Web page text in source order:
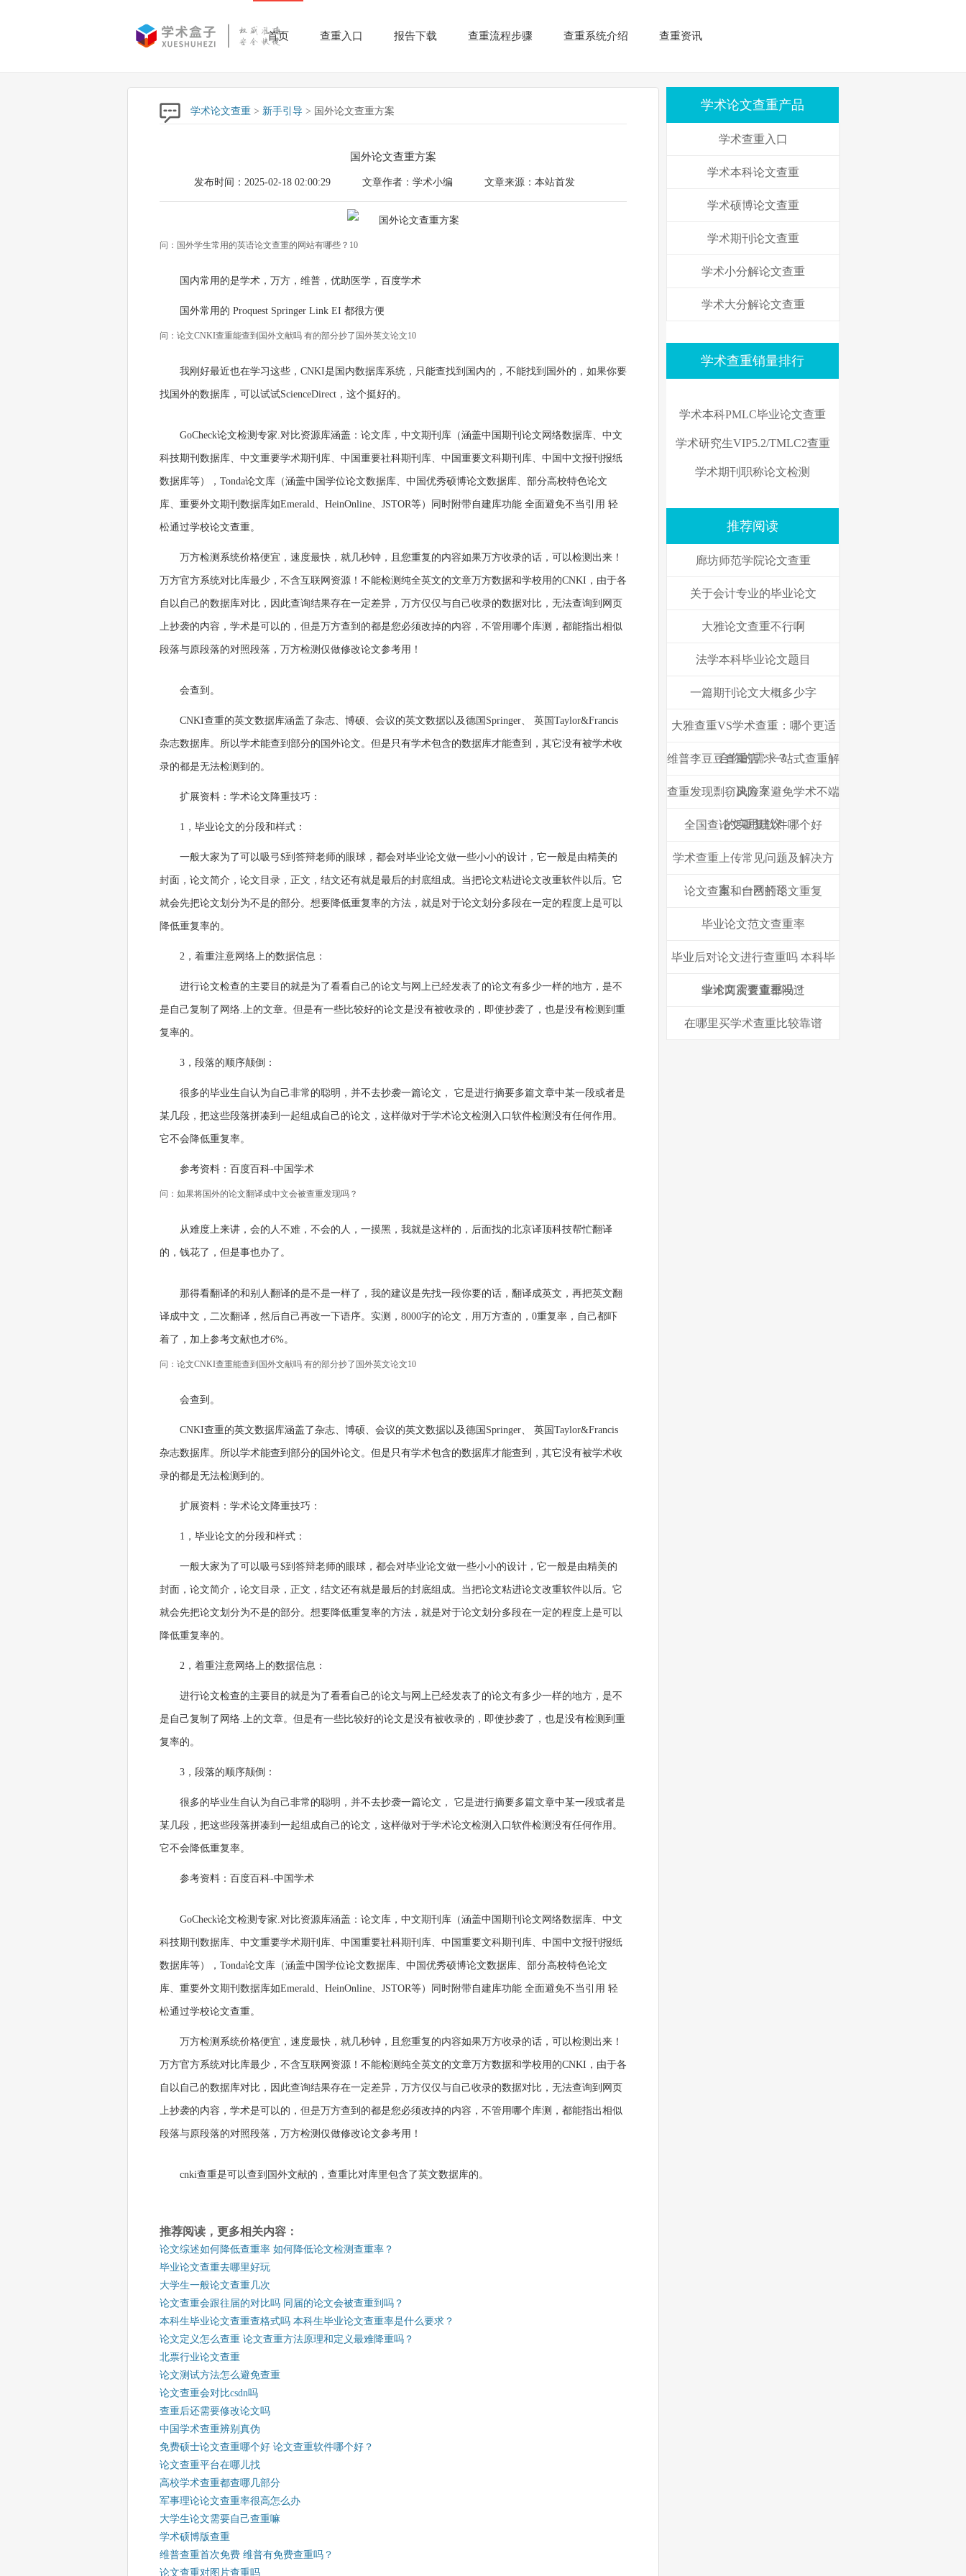
首页 查重入口 报告下载 查重流程步骤 查重系统介绍 查重资讯
学术论文查重 > 新手引导 > 国外论文查重方案
国外论文查重方案
发布时间：2025-02-18 02:00:29 文章作者：学术小编 文章来源：本站首发
问：国外学生常用的英语论文查重的网站有哪些？10
国内常用的是学术，万方，维普，优助医学，百度学术
国外常用的 Proquest Springer Link EI 都很方便
问：论文CNKI查重能查到国外文献吗 有的部分抄了国外英文论文10
我刚好最近也在学习这些，CNKI是国内数据库系统，只能查找到国内的，不能找到国外的，如果你要
找国外的数据库，可以试试ScienceDirect，这个挺好的。
GoCheck论文检测专家.对比资源库涵盖：论文库，中文期刊库（涵盖中国期刊论文网络数据库、中文
科技期刊数据库、中文重要学术期刊库、中国重要社科期刊库、中国重要文科期刊库、中国中文报刊报纸
数据库等），Tonda论文库（涵盖中国学位论文数据库、中国优秀硕博论文数据库、部分高校特色论文
库、重要外文期刊数据库如Emerald、HeinOnline、JSTOR等）同时附带自建库功能 全面避免不当引用 轻
松通过学校论文查重。
万方检测系统价格便宜，速度最快，就几秒钟，且您重复的内容如果万方收录的话，可以检测出来！
万方官方系统对比库最少，不含互联网资源！不能检测纯全英文的文章万方数据和学校用的CNKI，由于各
自以自己的数据库对比，因此查询结果存在一定差异，万方仅仅与自己收录的数据对比，无法查询到网页
上抄袭的内容，学术是可以的，但是万方查到的都是您必须改掉的内容，不管用哪个库测，都能指出相似
段落与原段落的对照段落，万方检测仅做修改论文参考用！
会查到。
CNKI查重的英文数据库涵盖了杂志、博硕、会议的英文数据以及德国Springer、 英国Taylor&Francis
杂志数据库。所以学术能查到部分的国外论文。但是只有学术包含的数据库才能查到，其它没有被学术收
录的都是无法检测到的。
扩展资料：学术论文降重技巧：
1，毕业论文的分段和样式：
一般大家为了可以吸弓$到答辩老师的眼球，都会对毕业论文做一些小小的设计，它一般是由精美的
封面，论文简介，论文目录，正文，结文还有就是最后的封底组成。当把论文粘进论文改重软件以后。它
就会先把论文划分为不是的部分。想要降低重复率的方法，就是对于论文划分多段在一定的程度上是可以
降低重复率的。
2，着重注意网络上的数据信息：
进行论文检查的主要目的就是为了看看自己的论文与网上已经发表了的论文有多少一样的地方，是不
是自己复制了网络.上的文章。但是有一些比较好的论文是没有被收录的，即使抄袭了，也是没有检测到重
复率的。
3，段落的顺序颠倒：
很多的毕业生自认为自己非常的聪明，并不去抄袭一篇论文， 它是进行摘要多篇文章中某一段或者是
某几段，把这些段落拼凑到一起组成自己的论文，这样做对于学术论文检测入口软件检测没有任何作用。
它不会降低重复率。
参考资料：百度百科-中国学术
问：如果将国外的论文翻译成中文会被查重发现吗？
从难度上来讲，会的人不难，不会的人，一摸黑，我就是这样的，后面找的北京译顶科技帮忙翻译
的，钱花了，但是事也办了。
那得看翻译的和别人翻译的是不是一样了，我的建议是先找一段你要的话，翻译成英文，再把英文翻
译成中文，二次翻译，然后自己再改一下语序。实测，8000字的论文，用万方查的，0重复率，自己都吓
着了，加上参考文献也才6%。
问：论文CNKI查重能查到国外文献吗 有的部分抄了国外英文论文10
会查到。
CNKI查重的英文数据库涵盖了杂志、博硕、会议的英文数据以及德国Springer、 英国Taylor&Francis
杂志数据库。所以学术能查到部分的国外论文。但是只有学术包含的数据库才能查到，其它没有被学术收
录的都是无法检测到的。
扩展资料：学术论文降重技巧：
1，毕业论文的分段和样式：
一般大家为了可以吸弓$到答辩老师的眼球，都会对毕业论文做一些小小的设计，它一般是由精美的
封面，论文简介，论文目录，正文，结文还有就是最后的封底组成。当把论文粘进论文改重软件以后。它
就会先把论文划分为不是的部分。想要降低重复率的方法，就是对于论文划分多段在一定的程度上是可以
降低重复率的。
2，着重注意网络上的数据信息：
进行论文检查的主要目的就是为了看看自己的论文与网上已经发表了的论文有多少一样的地方，是不
是自己复制了网络.上的文章。但是有一些比较好的论文是没有被收录的，即使抄袭了，也是没有检测到重
复率的。
3，段落的顺序颠倒：
很多的毕业生自认为自己非常的聪明，并不去抄袭一篇论文， 它是进行摘要多篇文章中某一段或者是
某几段，把这些段落拼凑到一起组成自己的论文，这样做对于学术论文检测入口软件检测没有任何作用。
它不会降低重复率。
参考资料：百度百科-中国学术
GoCheck论文检测专家.对比资源库涵盖：论文库，中文期刊库（涵盖中国期刊论文网络数据库、中文
科技期刊数据库、中文重要学术期刊库、中国重要社科期刊库、中国重要文科期刊库、中国中文报刊报纸
数据库等），Tonda论文库（涵盖中国学位论文数据库、中国优秀硕博论文数据库、部分高校特色论文
库、重要外文期刊数据库如Emerald、HeinOnline、JSTOR等）同时附带自建库功能 全面避免不当引用 轻
松通过学校论文查重。
万方检测系统价格便宜，速度最快，就几秒钟，且您重复的内容如果万方收录的话，可以检测出来！
万方官方系统对比库最少，不含互联网资源！不能检测纯全英文的文章万方数据和学校用的CNKI，由于各
自以自己的数据库对比，因此查询结果存在一定差异，万方仅仅与自己收录的数据对比，无法查询到网页
上抄袭的内容，学术是可以的，但是万方查到的都是您必须改掉的内容，不管用哪个库测，都能指出相似
段落与原段落的对照段落，万方检测仅做修改论文参考用！
cnki查重是可以查到国外文献的，查重比对库里包含了英文数据库的。
推荐阅读，更多相关内容：
论文综述如何降低查重率 如何降低论文检测查重率？
毕业论文查重去哪里好玩
大学生一般论文查重几次
论文查重会跟往届的对比吗 同届的论文会被查重到吗？
本科生毕业论文查重查格式吗 本科生毕业论文查重率是什么要求？
论文定义怎么查重 论文查重方法原理和定义最难降重吗？
北票行业论文查重
论文测试方法怎么避免查重
论文查重会对比csdn吗
查重后还需要修改论文吗
中国学术查重辨别真伪
免费硕士论文查重哪个好 论文查重软件哪个好？
论文查重平台在哪儿找
高校学术查重都查哪几部分
军事理论论文查重率很高怎么办
大学生论文需要自己查重嘛
学术硕博版查重
维普查重首次免费 维普有免费查重吗？
论文查重对图片查重吗
学术论文查重产品
学术查重入口
学术本科论文查重
学术硕博论文查重
学术期刊论文查重
学术小分解论文查重
学术大分解论文查重
学术查重销量排行
学术本科PMLC毕业论文查重
学术研究生VIP5.2/TMLC2查重
学术期刊职称论文检测
推荐阅读
廊坊师范学院论文查重
关于会计专业的毕业论文
大雅论文查重不行啊
法学本科毕业论文题目
一篇期刊论文大概多少字
大雅查重VS学术查重：哪个更适
合你的需求？
维普李豆豆查重店：一站式查重解
决方案
查重发现剽窃风险？避免学术不端
的实用建议
全国查论文重复软件哪个好
学术查重上传常见问题及解决方
案，一网打尽
论文查重和自己的论文重复
毕业论文范文查重率
毕业后对论文进行查重吗 本科毕
业论文需要查重吗？
学术两次查重都没过
在哪里买学术查重比较靠谱